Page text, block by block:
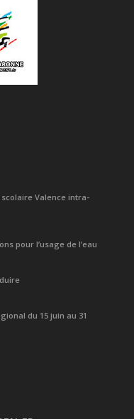
Valence intra-
pour l’usage de l’eau
du 15 juin au 31